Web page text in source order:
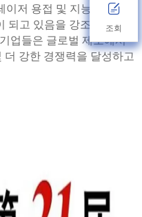
저 용접 및 지능형 제조
되고 있음을 강조했습니
업들은 글로벌 제조에서
더 강한 경쟁력을 달성하고
조회